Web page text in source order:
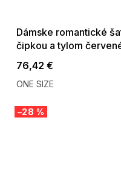
Dámske romantické
čipkou a tylom
76,42 €
ONE SIZE
–28 %